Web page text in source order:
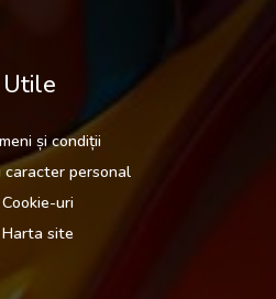
Utile
și condiții
caracter personal
Cookie-uri
Harta site